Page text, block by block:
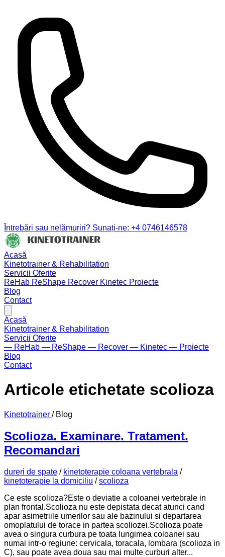
Întrebări sau nelămuriri? Sunați-ne: +4 0746146578
Acasă
Kinetotrainer & Rehabilitation
Servicii Oferite
ReHab ReShape Recover Kinetec Proiecte
Blog
Contact
Acasă
Kinetotrainer & Rehabilitation
Servicii Oferite
— ReHab — ReShape — Recover — Kinetec — Proiecte
Blog
Contact
Articole etichetate scolioza
Kinetotrainer / Blog
Scolioza. Examinare. Tratament.
Recomandari
dureri de spate / kinetoterapie coloana vertebrala /
kinetoterapie la domiciliu /scolioza
Ce este scolioza?Este o deviatie a coloanei vertebrale in
plan frontal.Scolioza nu este depistata decat atunci cand
apar asimetriile umerilor sau ale bazinului si departarea
omoplatului de torace in partea scoliozei.Scolioza poate
avea o singura curbura pe toata lungimea coloanei sau
numai intr-o regiune: cervicala, toracala, lombara (scolioza in
C), sau poate avea doua sau mai multe curburi alter...